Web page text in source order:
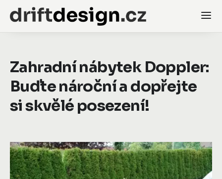
Zahradní nábytek Doppler:
Buďte nároční a dopřejte
si skvělé posezení!